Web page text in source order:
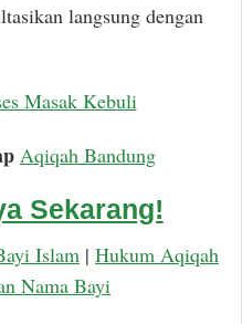
langsung dengan
Masak Kebuli
Aqiqah Bandung
Sekarang!
Islam | Hukum Aqiqah
Nama Bayi